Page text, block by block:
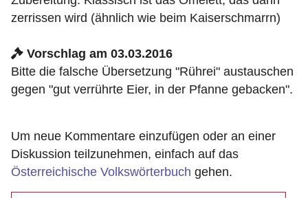
zerrissen wird (ähnlich wie beim Kaiserschmarrn)
Vorschlag am 03.03.2016
Bitte die falsche Übersetzung "Rührei" austauschen
gegen "gut verrührte Eier, in der Pfanne gebacken".
Um neue Kommentare einzufügen oder an einer
Diskussion teilzunehmen, einfach auf das
Österreichische Volkswörterbuch gehen.